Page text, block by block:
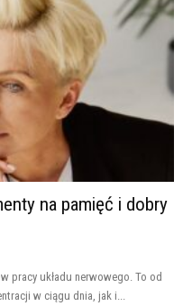
na pamięć i dobry
pracy układu nerwowego. To od
w ciągu dnia, jak i...